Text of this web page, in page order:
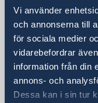
Vi använder
och annonserna till
för sociala medier
vidarebefordrar
information från din
annons- och
Dessa kan i sin tur
Besöksadress
De
besökare.
eller telefon.
Postadress